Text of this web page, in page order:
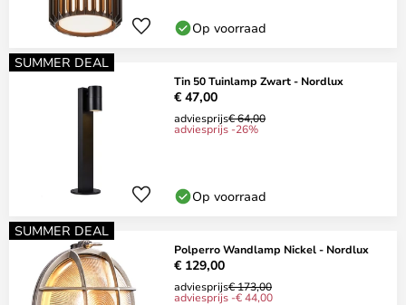
Op voorraad
SUMMER DEAL
Tin 50 Tuinlamp Zwart - Nordlux
€ 47,00
adviesprijs€ 64,00
adviesprijs -26%
Op voorraad
SUMMER DEAL
Polperro Wandlamp Nickel - Nordlux
€ 129,00
adviesprijs€ 173,00
adviesprijs -€ 44,00